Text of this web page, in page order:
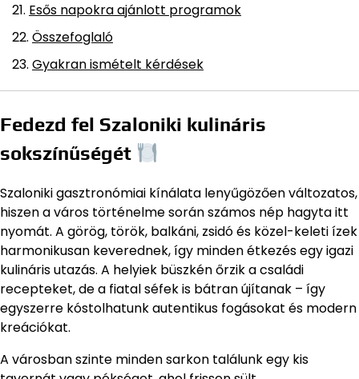
Esős napokra ajánlott programok
Összefoglaló
Gyakran ismételt kérdések
Fedezd fel Szaloniki kulináris
sokszínűségét
Szaloniki gasztronómiai kínálata lenyűgözően változatos,
hiszen a város történelme során számos nép hagyta itt
nyomát. A görög, török, balkáni, zsidó és közel-keleti ízek
harmonikusan keverednek, így minden étkezés egy igazi
kulináris utazás. A helyiek büszkén őrzik a családi
recepteket, de a fiatal séfek is bátran újítanak – így
egyszerre kóstolhatunk autentikus fogásokat és modern
kreációkat.
A városban szinte minden sarkon találunk egy kis